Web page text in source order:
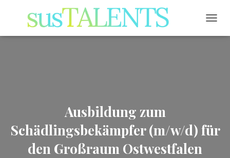
Ausbildung zum
Schädlingsbekämpfer (m/w/d) für
den Großraum Ostwestfalen